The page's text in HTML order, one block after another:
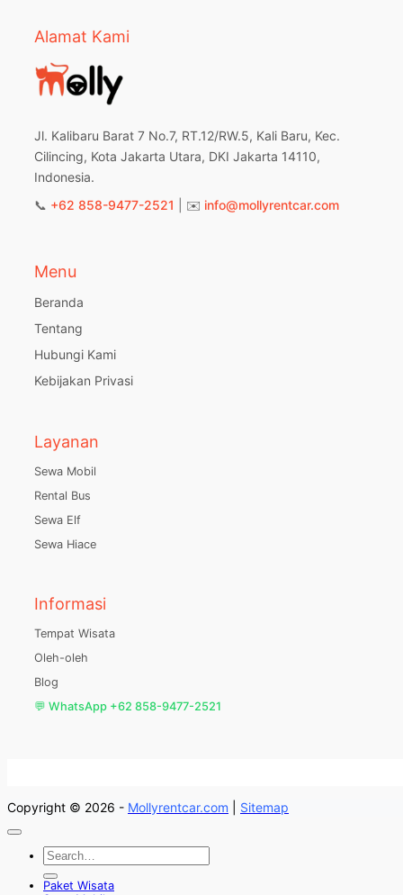
Alamat Kami
Jl. Kalibaru Barat 7 No.7, RT.12/RW.5, Kali Baru, Kec.
Cilincing, Kota Jakarta Utara, DKI Jakarta 14110,
Indonesia.
📞 +62 858-9477-2521 | ✉️ info@mollyrentcar.com
Menu
Beranda
Tentang
Hubungi Kami
Kebijakan Privasi
Layanan
Sewa Mobil
Rental Bus
Sewa Elf
Sewa Hiace
Informasi
Tempat Wisata
Oleh-oleh
Blog
💬 WhatsApp +62 858-9477-2521
Copyright © 2026 - Mollyrentcar.com Sitemap
Paket Wisata